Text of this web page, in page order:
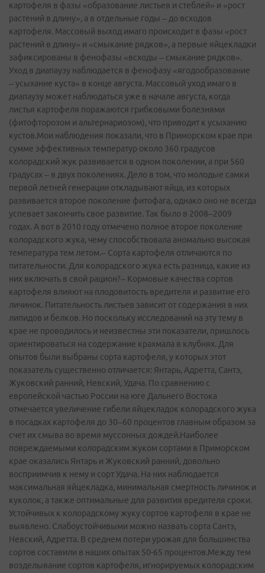
картофеля в фазы «образование листьев и стеблей» и «рост
растений в длину», а в отдельные годы – до всходов
картофеля. Массовый выход имаго происходит в фазы «рост
растений в длину» и «смыкание рядков», а первые яйцекладки
зафиксированы в фенофазы «всходы – смыкание рядков».
Уход в диапаузу наблюдается в фенофазу «ягодообразование
– усыхание куста» в конце августа. Массовый уход имаго в
диапаузу может наблюдаться уже в начале августа, когда
листья картофеля поражаются грибковыми болезнями
(фитофторозом и альтернариозом), что приводит к усыханию
кустов.Мои наблюдения показали, что в Приморском крае при
сумме эффективных температур около 360 градусов
колорадский жук развивается в одном поколении, а при 560
градусах – в двух поколениях. Дело в том, что молодые самки
первой летней генерации откладывают яйца, из которых
развивается второе поколение фитофага, однако оно не всегда
успевает закончить свое развитие. Так было в 2008–2009
годах. А вот в 2010 году отмечено полное второе поколение
колорадского жука, чему способствовала аномально высокая
температура тем летом.– Сорта картофеля отличаются по
питательности. Для колорадского жука есть разница, какие из
них включать в свой рацион?– Кормовые качества сортов
картофеля влияют на плодовитость вредителя и развитие его
личинок. Питательность листьев зависит от содержания в них
липидов и белков. Но поскольку исследований на эту тему в
крае не проводилось и неизвестны эти показатели, пришлось
ориентироваться на содержание крахмала в клубнях. Для
опытов были выбраны сорта картофеля, у которых этот
показатель существенно отличается: Янтарь, Адретта, Сантэ,
Жуковский ранний, Невский, Удача. По сравнению с
европейской частью России на юге Дальнего Востока
отмечается увеличение гибели яйцекладок колорадского жука
в посадках картофеля до 30–60 процентов главным образом за
счет их смыва во время муссонных дождей.Наиболее
повреждаемыми колорадским жуком сортами в Приморском
крае оказались Янтарь и Жуковский ранний, довольно
восприимчив к нему и сорт Удача. На них наблюдается
максимальная яйцекладка, минимальная смертность личинок и
куколок, а также оптимальные для развития вредителя сроки.
Устойчивых к колорадскому жуку сортов картофеля в крае не
выявлено. Слабоустойчивыми можно назвать сорта Сантэ,
Невский, Адретта. В среднем потери урожая для большинства
сортов составили в наших опытах 50-65 процентов.Между тем
возделывание сортов картофеля, игнорируемых колорадским